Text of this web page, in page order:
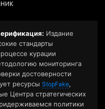
Издание
стандарты
курации
мониторинга
достоверности
ресурсы StopFake,
Центра стратегических
политики